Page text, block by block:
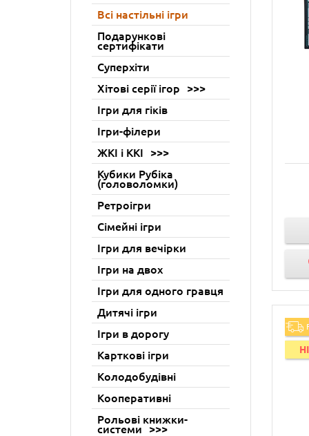
Всі настільні ігри
Подарункові
сертифікати
Суперхіти
Хітові серії ігор
Ігри для гіків
Ігри-філери
ЖКІ і ККІ
Кубики Рубіка
(головоломки)
Ретроігри
Сімейні ігри
Ігри для вечірки
Ігри на двох
Ігри для одного гравця
Дитячі ігри
Ігри в дорогу
Карткові ігри
Колодобудівні
Кооперативні
Рольові книжки-
системи